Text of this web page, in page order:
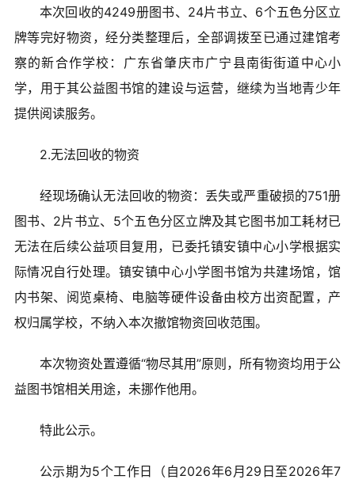
本次回收的4249册图书、24片书立、6个五色分区立
牌等完好物资，经分类整理后，全部调拨至已通过建馆考
察的新合作学校：广东省肇庆市广宁县南街街道中心小
学，用于其公益图书馆的建设与运营，继续为当地青少年
提供阅读服务。
2.无法回收的物资
经现场确认无法回收的物资：丢失或严重破损的751册
图书、2片书立、5个五色分区立牌及其它图书加工耗材已
无法在后续公益项目复用，已委托镇安镇中心小学根据实
际情况自行处理。镇安镇中心小学图书馆为共建场馆，馆
内书架、阅览桌椅、电脑等硬件设备由校方出资配置，产
权归属学校，不纳入本次撤馆物资回收范围。
本次物资处置遵循“物尽其用”原则，所有物资均用于公
益图书馆相关用途，未挪作他用。
特此公示。
公示期为5个工作日（自2026年6月29日至2026年7